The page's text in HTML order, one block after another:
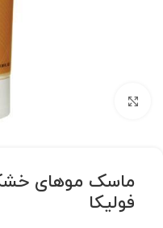
ماسک موهای
فولیکا